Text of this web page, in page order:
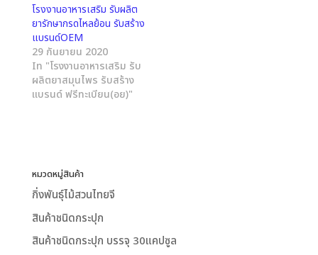
โรงงานอาหารเสริม รับผลิต
ยารักษากรดไหลย้อน รับสร้าง
แบรนด์OEM
29 กันยายน 2020
In "โรงงานอาหารเสริม รับ
ผลิตยาสมุนไพร รับสร้าง
แบรนด์ ฟรีทะเบียน(อย)"
หมวดหมู่สินค้า
กิ่งพันธุ์ไม้สวนไทยจี
สินค้าชนิดกระปุก
สินค้าชนิดกระปุก บรรจุ 30แคปซูล